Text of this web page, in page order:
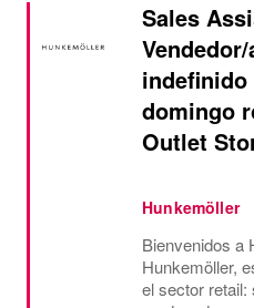
Sales
indefinido
domingo
Outlet
Hunkemöller
Bienvenidos a
Hunkemöller,
el sector retail: